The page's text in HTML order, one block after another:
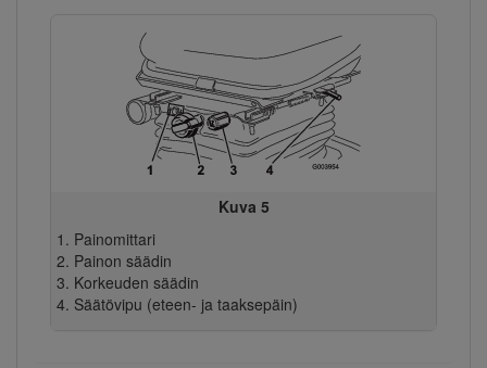
Kuva 5
Painomittari
Painon säädin
Korkeuden säädin
Säätövipu (eteen- ja taaksepäin)